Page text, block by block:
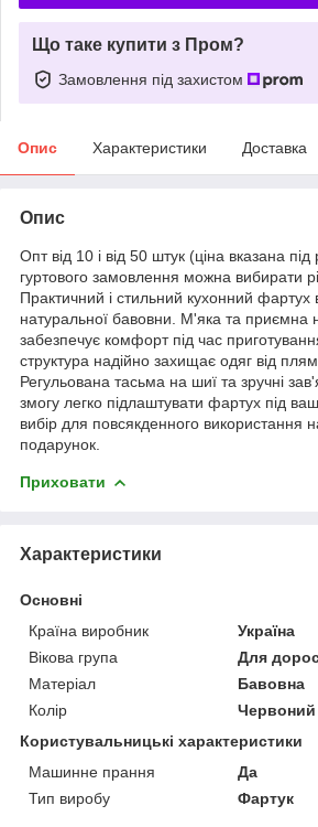
Що таке купити з Пром?
Замовлення під захистом
Опис Характеристики Доставка
Опис
Опт від 10 і від 50 штук (ціна вказана
гуртового замовлення можна вибирати
Практичний і стильний кухонний фартух
натуральної бавовни. М'яка та приємна
забезпечує комфорт під час
структура надійно захищає одяг від плям
Регульована тасьма на шиї та зручні
змогу легко підлаштувати фартух під
вибір для повсякденного використання
подарунок.
Приховати
Характеристики
Основні
Країна виробник
Україна
Вікова група
Для
Матеріал
Бавовна
Колір
Червоний
Користувальницькі характеристики
Машинне прання
Да
Тип виробу
Фартук